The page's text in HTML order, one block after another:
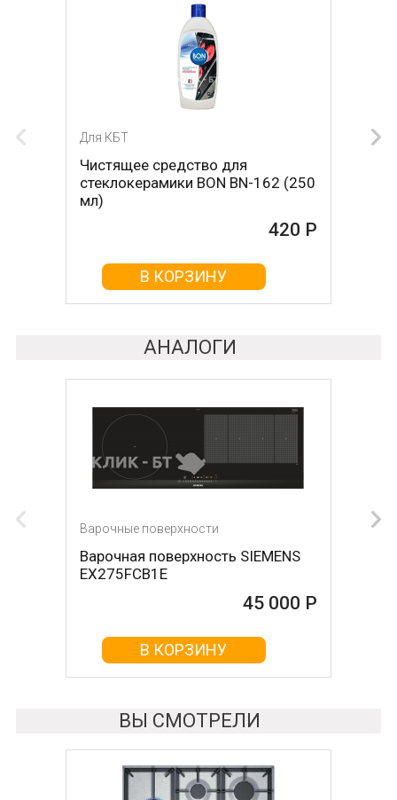
Для КБТ
Чистящее средство для
стеклокерамики BON BN-162 (250
мл)
420 Р
В КОРЗИНУ
Для КБТ
Скребок для ухода за
стеклокерамикой BON BN-603
В КОРЗИНУ
АНАЛОГИ
Варочные поверхности
Варочная поверхность SIEMENS
EX275FCB1E
45 000 Р
В КОРЗИНУ
Варочные поверхности
Варочная поверхность SMEG
SE364TD
45 010 Р
В КОРЗИНУ
ВЫ СМОТРЕЛИ